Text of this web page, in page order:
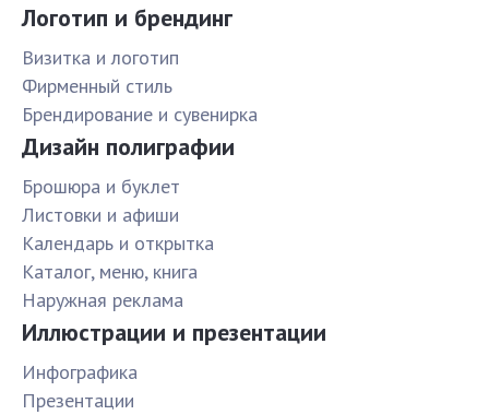
Логотип и брендинг
Визитка и логотип
Фирменный стиль
Брендирование и сувенирка
Дизайн полиграфии
Брошюра и буклет
Листовки и афиши
Календарь и открытка
Каталог, меню, книга
Наружная реклама
Иллюстрации и презентации
Инфографика
Презентации